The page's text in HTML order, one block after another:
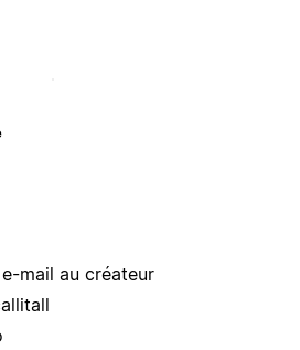
mail au créateur